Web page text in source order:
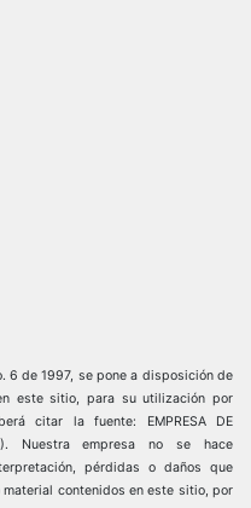
6 de 1997, se pone a disposición de
este sitio, para su utilización por
citar la fuente: EMPRESA DE
Nuestra empresa no se hace
pérdidas o daños que
contenidos en este sitio, por